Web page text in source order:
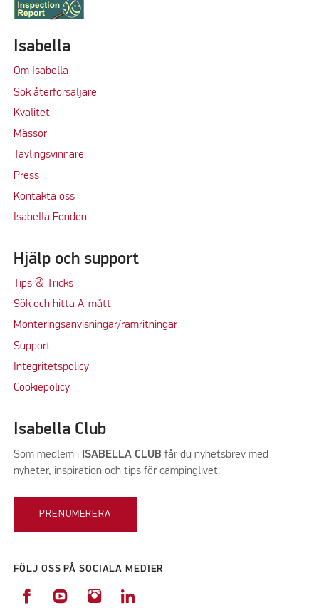
Isabella
Om Isabella
Sök återförsäljare
Kvalitet
Mässor
Tävlingsvinnare
Press
Kontakta oss
Isabella Fonden
Hjälp och support
Tips & Tricks
Sök och hitta A-mått
Monteringsanvisningar/ramritningar
Support
Integritetspolicy
Cookiepolicy
Isabella Club
Som medlem i ISABELLA CLUB får du nyhetsbrev med
nyheter, inspiration och tips för campinglivet.
PRENUMERERA
FÖLJ OSS PÅ SOCIALA MEDIER